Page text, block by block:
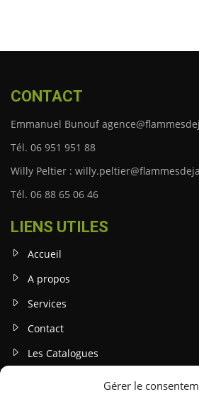
Gérer le
CONTACT
Emmanuel Bunouf
Tél. 06 951 951 88
Willy Peltier :
Tél. 06 88 65 06 46
LIENS UTILES
Accueil
A propos
Services
Contact
Les Catalogues
INFOS LEGALES